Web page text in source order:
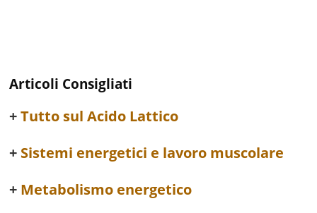
Articoli Consigliati
Tutto sul Acido Lattico
Sistemi energetici e lavoro muscolare
Metabolismo energetico